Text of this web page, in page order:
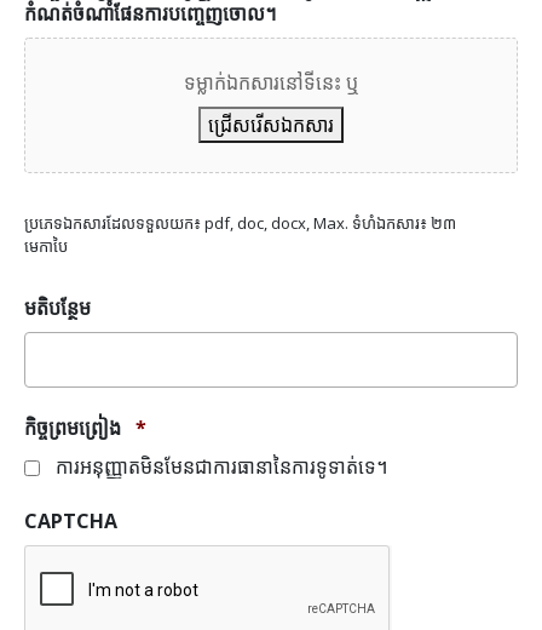
កំណត់ចំណាំផែនការបញ្ចេញចោល។
ទម្លាក់ឯកសារនៅទីនេះ ឬ
ជ្រើសរើសឯកសារ
ប្រភេទឯកសារដែលទទួលយក៖ pdf, doc, docx, Max. ទំហំឯកសារ៖ ២៣
មេកាបៃ
មតិបន្ថែម
កិច្ចព្រមព្រៀង *
ការអនុញ្ញាតមិនមែនជាការធានានៃការទូទាត់ទេ។
CAPTCHA